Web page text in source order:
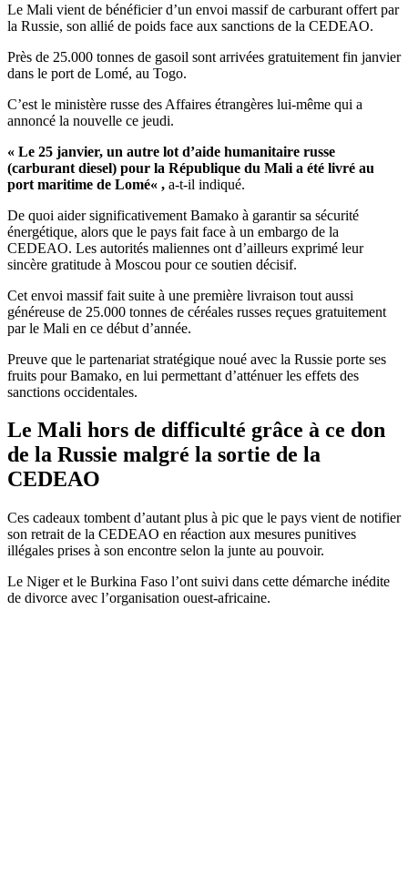
Le Mali vient de bénéficier d’un envoi massif de carburant offert par
la Russie, son allié de poids face aux sanctions de la CEDEAO.
Près de 25.000 tonnes de gasoil sont arrivées gratuitement fin janvier
dans le port de Lomé, au Togo.
C’est le ministère russe des Affaires étrangères lui-même qui a
annoncé la nouvelle ce jeudi.
« Le 25 janvier, un autre lot d’aide humanitaire russe
(carburant diesel) pour la République du Mali a été livré au
port maritime de Lomé« , a-t-il indiqué.
De quoi aider significativement Bamako à garantir sa sécurité
énergétique, alors que le pays fait face à un embargo de la
CEDEAO. Les autorités maliennes ont d’ailleurs exprimé leur
sincère gratitude à Moscou pour ce soutien décisif.
Cet envoi massif fait suite à une première livraison tout aussi
généreuse de 25.000 tonnes de céréales russes reçues gratuitement
par le Mali en ce début d’année.
Preuve que le partenariat stratégique noué avec la Russie porte ses
fruits pour Bamako, en lui permettant d’atténuer les effets des
sanctions occidentales.
Le Mali hors de difficulté grâce à ce don
de la Russie malgré la sortie de la
CEDEAO
Ces cadeaux tombent d’autant plus à pic que le pays vient de notifier
son retrait de la CEDEAO en réaction aux mesures punitives
illégales prises à son encontre selon la junte au pouvoir.
Le Niger et le Burkina Faso l’ont suivi dans cette démarche inédite
de divorce avec l’organisation ouest-africaine.